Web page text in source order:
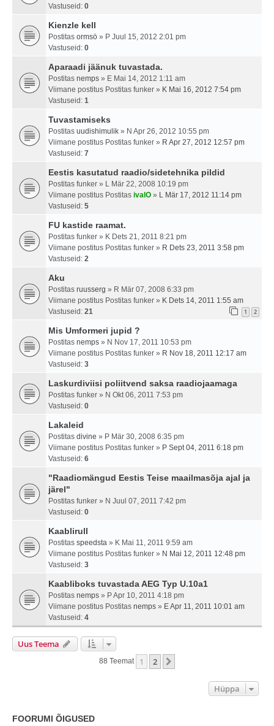
Vastuseid: 0
Kienzle kell
Postitas ormsö » P Juul 15, 2012 2:01 pm
Vastuseid: 0
Aparaadi jäänuk tuvastada.
Postitas nemps » E Mai 14, 2012 1:11 am
Viimane postitus Postitas funker » K Mai 16, 2012 7:54 pm
Vastuseid: 1
Tuvastamiseks
Postitas uudishimulik » N Apr 26, 2012 10:55 pm
Viimane postitus Postitas funker » R Apr 27, 2012 12:57 pm
Vastuseid: 7
Eestis kasutatud raadio/sidetehnika pildid
Postitas funker » L Mär 22, 2008 10:19 pm
Viimane postitus Postitas ivalO » L Mär 17, 2012 11:14 pm
Vastuseid: 5
FU kastide raamat.
Postitas funker » K Dets 21, 2011 8:21 pm
Viimane postitus Postitas funker » R Dets 23, 2011 3:58 pm
Vastuseid: 2
Aku
Postitas ruusserg » R Mär 07, 2008 6:33 pm
Viimane postitus Postitas funker » K Dets 14, 2011 1:55 am
Vastuseid: 21 1 2
Mis Umformeri jupid ?
Postitas nemps » N Nov 17, 2011 10:53 pm
Viimane postitus Postitas funker » R Nov 18, 2011 12:17 am
Vastuseid: 3
Laskurdiviisi poliitvend saksa raadiojaamaga
Postitas funker » N Okt 06, 2011 7:53 pm
Vastuseid: 0
Lakaleid
Postitas divine » P Mär 30, 2008 6:35 pm
Viimane postitus Postitas funker » P Sept 04, 2011 6:18 pm
Vastuseid: 6
"Raadiomängud Eestis Teise maailmasõja ajal ja
järel"
Postitas funker » N Juul 07, 2011 7:42 pm
Vastuseid: 0
Kaablirull
Postitas speedsta » K Mai 11, 2011 9:59 am
Viimane postitus Postitas funker » N Mai 12, 2011 12:48 pm
Vastuseid: 3
Kaabliboks tuvastada AEG Typ U.10a1
Postitas nemps » P Apr 10, 2011 4:18 pm
Viimane postitus Postitas nemps » E Apr 11, 2011 10:01 am
Vastuseid: 4
Uus Teema
88 Teemat 1 2
Hüppa
FOORUMI ÕIGUSED